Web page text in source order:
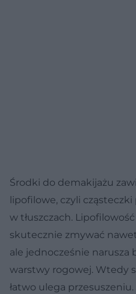
Środki do demakijażu
lipofilowe, czyli
w tłuszczach.
skutecznie zmywać
ale jednocześnie narusza
warstwy rogowej. Wtedy
łatwo ulega